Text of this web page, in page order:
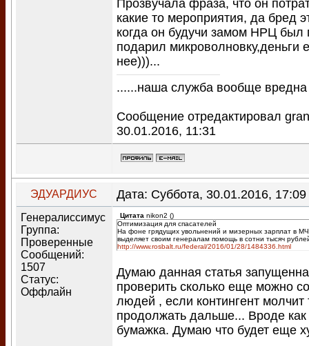
Прозвучала фраза, что он
какие то мероприятия, да бред
когда он будучи замом НРЦ был
подарил микроволновку,деньги
нее)))...
......наша служба вообще
Сообщение отредактировал
30.01.2016, 11:31
ЭДУАРДИУС Дата: Суббота, 30.01.2016,
Генералиссимус
Группа:
Проверенные
Сообщений:
1507
Статус:
Оффлайн
Цитата nikon2 ()
Оптимизация для спасателей
На фоне грядущих увольнений и мизерных зарплат в
выделяет своим генералам помощь в сотни тысяч
http://www.rosbalt.ru/federal/2016/01/28/1484336.html
Думаю данная статья
проверить сколько еще можно
людей , если контингент молчит
продолжать дальше... Вроде как
бумажка. Думаю что будет еще